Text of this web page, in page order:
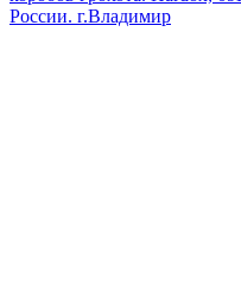
России. г.Владимир